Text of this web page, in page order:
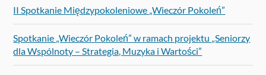
II Spotkanie Międzypokoleniowe „Wieczór Pokoleń”
Spotkanie „Wieczór Pokoleń” w ramach projektu „Seniorzy
dla Wspólnoty – Strategia, Muzyka i Wartości”